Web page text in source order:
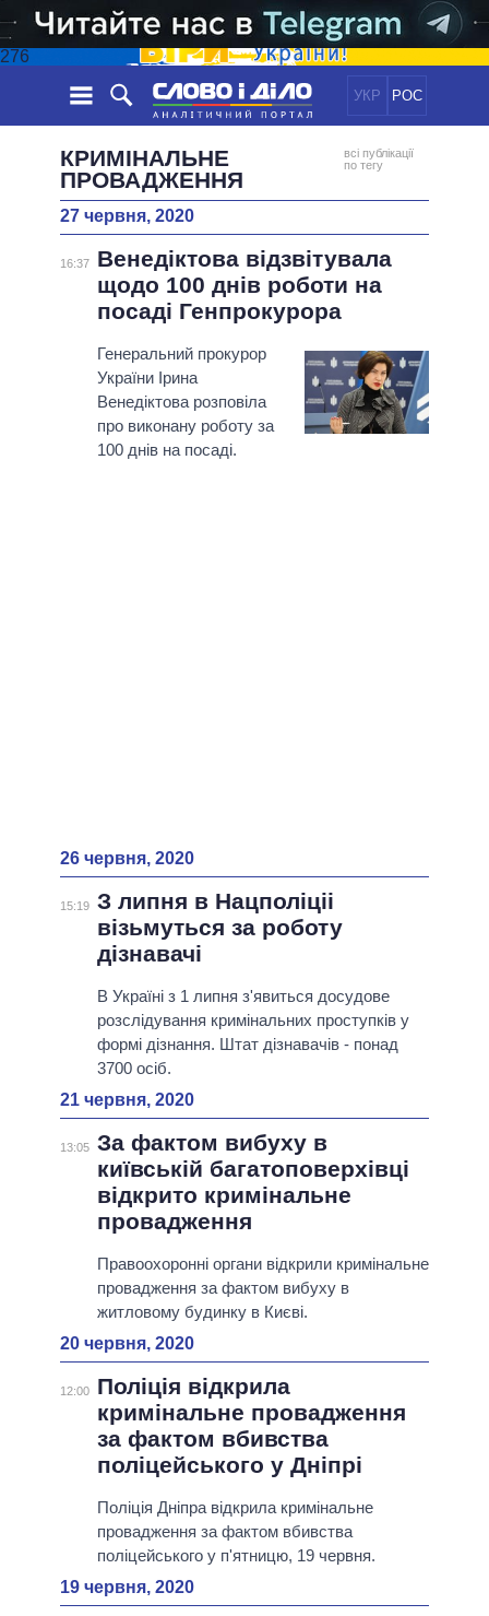
276
УКР РОС
НОВИНИ
СТРІЧКА
ПОДІЇ
СТАТТІ
ДУМКИ
ДАЙДЖЕСТИ
ПОЛІТИКА
ЕКОНОМІКА
СУСПІЛЬСТВО
СВІТ
ОБIЦЯНКИ
ПОЛIТИКИ
УСІ ПОЛІТИКИ
ВЕРХОВНА РАДА
КАБІНЕТ МІНІСТРІВ
ГОЛОВИ ОБЛАДМІНІСТРАЦІЙ
МЕРИ МІСТ
ІНФОГРАФІКА
ВІДЕО
ПІДТРИМАТИ
ПОРІВНЯННЯ ПОЛІТИКІВ
КРИМІНАЛЬНЕ
ПРОВАДЖЕННЯ
всі публікації
по тегу
27 червня, 2020
16:37
Венедіктова відзвітувала
щодо 100 днів роботи на
посаді Генпрокурора
Генеральний прокурор
України Ірина
Венедіктова розповіла
про виконану роботу за
100 днів на посаді.
26 червня, 2020
15:19 З липня в Нацполіціі
візьмуться за роботу
дізнавачі
В Україні з 1 липня з'явиться досудове
розслідування кримінальних проступків у
формі дізнання. Штат дізнавачів - понад
3700 осіб.
21 червня, 2020
13:05 За фактом вибуху в
київській багатоповерхівці
відкрито кримінальне
провадження
Правоохоронні органи відкрили кримінальне
провадження за фактом вибуху в
житловому будинку в Києві.
20 червня, 2020
12:00
Поліція відкрила
кримінальне провадження
за фактом вбивства
поліцейського у Дніпрі
Поліція Дніпра відкрила кримінальне
провадження за фактом вбивства
поліцейського у п'ятницю, 19 червня.
19 червня, 2020